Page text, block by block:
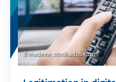
madeaw, stock.adobe.com